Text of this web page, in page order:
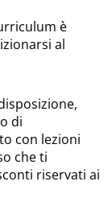
è
al
di
con lezioni
che ti
riservati ai